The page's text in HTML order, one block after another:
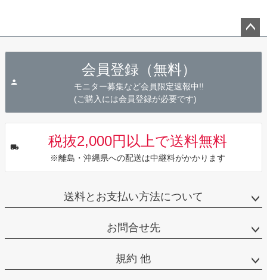
会員登録（無料）
モニター募集など会員限定速報中!!
(ご購入には会員登録が必要です)
税抜2,000円以上で送料無料
※離島・沖縄県への配送は中継料がかかります
送料とお支払い方法について
お問合せ先
規約 他